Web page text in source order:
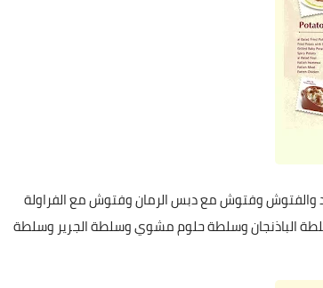
والفتوش وفتوش مع دبس الرمان وفتوش مع الفراولة
الباذنجان وسلطة حلوم مشوي وسلطة الجرير وسلطة